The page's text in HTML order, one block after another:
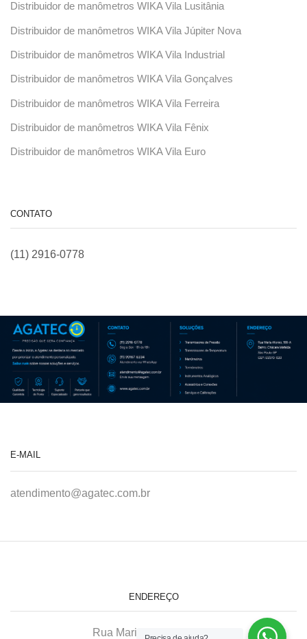
Distribuidor de manômetros WIKA Vila Lusitânia
Distribuidor de manômetros WIKA Vila Júpiter Nova
Distribuidor de manômetros WIKA Vila Industrial
Distribuidor de manômetros WIKA Vila Gonçalves
Distribuidor de manômetros WIKA Vila Ferreira
Distribuidor de manômetros WIKA Vila Fênix
Distribuidor de manômetros WIKA Vila Euro
CONTATO
(11) 2916-0778
E-MAIL
atendimento@agatec.com.br
ENDEREÇO
Rua Maria Afonso, 166-A